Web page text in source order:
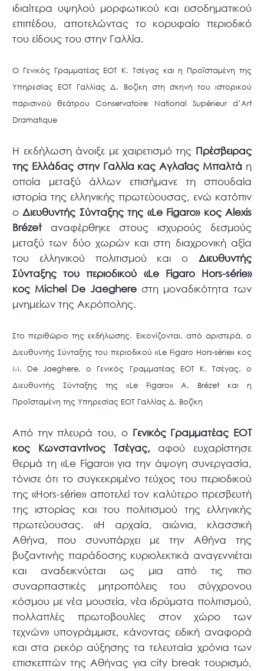
ιδιαίτερα υψηλού μορφωτικού και εισοδηματικού
επιπέδου, αποτελώντας το κορυφαίο περιοδικό
του είδους του στην Γαλλία.
Ο Γενικός Γραμματέας ΕΟΤ Κ. Τσέγας και η Προϊσταμένη της
Υπηρεσίας ΕΟΤ Γαλλίας Δ. Βοζίκη στη σκηνή του ιστορικού
παρισινού θεάτρου Conservatoire National Supérieur d’Art
Dramatique
Η εκδήλωση άνοιξε με χαιρετισμό της Πρέσβειρας
της Ελλάδας στην Γαλλία κας Αγλαΐας Μπαλτά η
οποία μεταξύ άλλων επισήμανε τη σπουδαία
ιστορία της ελληνικής πρωτεύουσας, ενώ κατόπιν
ο Διευθυντής Σύνταξης της «Le Figaro» κος Alexis
Brézet αναφέρθηκε στους ισχυρούς δεσμούς
μεταξύ των δύο χωρών και στη διαχρονική αξία
του ελληνικού πολιτισμού και ο Διευθυντής
Σύνταξης του περιοδικού «Le Figaro Hors-série»
κος Michel De Jaeghere στη μοναδικότητα των
μνημείων της Ακρόπολης.
Στο περιθώριο της εκδήλωσης. Εικονίζονται, από αριστερά, ο
Διευθυντής Σύνταξης του περιοδικού «Le Figaro Hors-série» κος
M. De Jaeghere, o Γενικός Γραμματέας ΕΟΤ Κ. Τσέγας, ο
Διευθυντής Σύνταξης της «Le Figaro» A. Brézet και η
Προϊσταμένη της Υπηρεσίας ΕΟΤ Γαλλίας Δ. Βοζίκη
Από την πλευρά του, ο Γενικός Γραμματέας ΕΟΤ
κος Κωνσταντίνος Τσέγας,αφού ευχαρίστησε
θερμά τη «Le Figaro» για την άψογη συνεργασία,
τόνισε ότι το συγκεκριμένο τεύχος του περιοδικού
της «Ηors-série» αποτελεί τον καλύτερο πρεσβευτή
της ιστορίας και του πολιτισμού της ελληνικής
πρωτεύουσας. «Η αρχαία, αιώνια, κλασσική
Αθήνα, που συνυπάρχει με την Αθήνα της
βυζαντινής παράδοσης κυριολεκτικά αναγεννιέται
και αναδεικνύεται ως μια από τις πιο
συναρπαστικές μητροπόλεις του σύγχρονου
κόσμου με νέα μουσεία, νέα ιδρύματα πολιτισμού,
πολλαπλές πρωτοβουλίες στον χώρο των
τεχνών» υπογράμμισε, κάνοντας ειδική αναφορά
και στα ρεκόρ αύξησης τα τελευταία χρόνια των
επισκεπτών της Αθήνας για city break τουρισμό,